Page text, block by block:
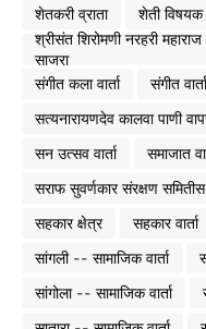
शेतकरी व्राता
शेती विषयक
श्रीसंत शिरोमणी नरहरी
साजरा
संगीत कला वार्ता
संगीत वार्ता
सत्यनारायणदेव कालवा पाणी
सन उत्सव वार्ता
समाजात
सराफ सुवर्णकार संरक्षण
सहकार क्षेत्र
सहकार वार्ता
सांगली -- सामाजिक वार्ता
सांगोला -- सामाजिक वार्ता